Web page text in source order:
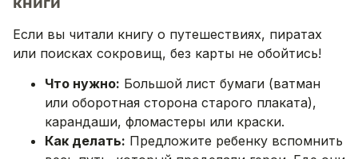
Если вы читали книгу о путешествиях, пиратах
или поисках сокровищ, без карты не обойтись!
Что нужно: Большой лист бумаги (ватман
или оборотная сторона старого плаката),
карандаши, фломастеры или краски.
Как делать: Предложите ребенку вспомнить